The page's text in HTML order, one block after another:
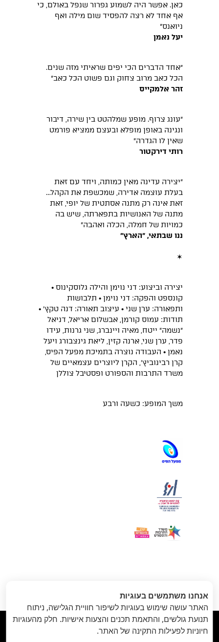
כאן. אפשר היה לשמוע גפרור שנפל באולם, כי
אף אחד לא רצה להפסיד שום מילה ואף
ניואנס״
יעל נאמן
״אחד הדברים הכי יפים שראיתי מזה שנים.
הכל כאב מרוב צחוק וגם פשוט הכל כאב״
זהר אלמקייס
״עונג צרוף. מופע שמלהטט בין שירה, דיבור
ונגינה באופן מופלא ובעצם ממציא פורמט
שאין לו הגדרה״
רותי דירקטור
״יצירה עדינה מאין כמותה, ויחד עם זאת
בעלת עוצמה אדירה, שמכשפת את הקהל…
זאת אינה רק מתנה אסתטית של יופי, זאת
מתנה של האנושיות בתפארתה, שיש בה
כמויות של חמלה, הכלה ואהבה״
ננו שבתאי, ״הארץ״
✶
יצירה וביצוע: דני נוימן והילה גלוסקינוס •
קונספט והפקה: דני נוימן • תלבושות
ותפאורה: ערן שני • עיצוב תאורה: דנה טקץ׳ •
תודות: עמוס קורמן, אבשלום אריאל, דניאל
״נשמה״ ייטח, מאיה ויינברג, שני גרנות, עידו
פדר, ערן שני, ארנה קזין, ליאת גינצבורג ויעל
נאמן • העבודה נוצרה בתמיכת מפעל הפיס,
קרן רבינוביץ׳, הקרן ליוצרים עצמאיים של
משרד התרבות והספורט ופסטיבל צוללן
משך המופע: כשעה ורבע
הקודם : יום
הולדת // 17-18
באוגוסט

אנחנו משתמשים בעוגיות
האתר עושה שימוש בעוגיות לשיפור חוויית הגלישה, ניתוח
תנועת גולשים, והתאמת תכנים והצעות אישיות. חלק מהעוגיות
חיוניות לפעילות התקינה של האתר.